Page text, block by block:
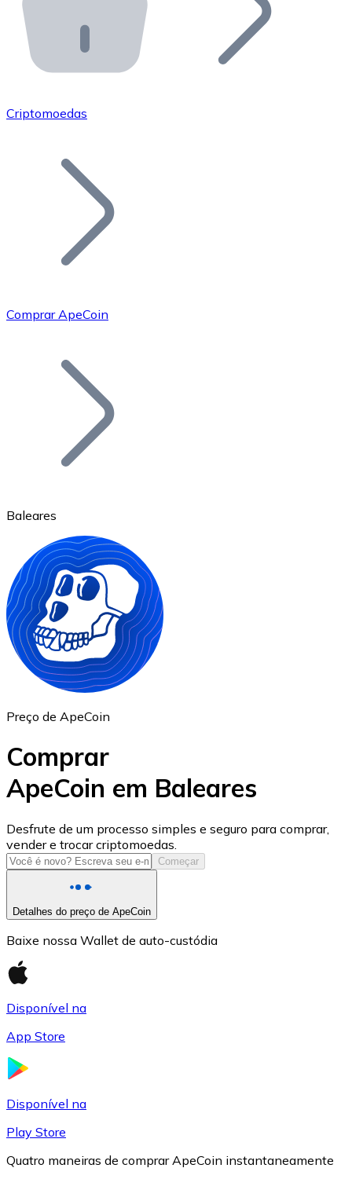
API Bitnovo
Integre nossa API no seu ecossistema.
Junte-se à nossa rede de revendedores e comercialize
Adicione o token do seu projeto ao nosso serviço de
Bitcoin
Ethereum
ETH
USD Coin
USDC
Criptomoedas
Comprar ApeCoin
Baleares
Preço de ApeCoin
Comprar
ApeCoin em Baleares
Desfrute de um processo simples e seguro para comprar,
vender e trocar criptomoedas.
Começar
Detalhes do preço de ApeCoin
Baixe nossa Wallet de auto-custódia
Disponível na
App Store
Disponível na
Play Store
Quatro maneiras de comprar ApeCoin instantaneamente